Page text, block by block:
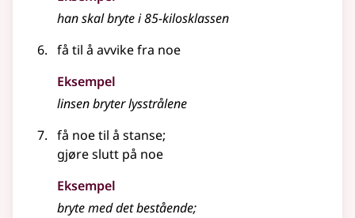
han skal bryte i 85-kilosklassen
få til å avvike fra noe
Eksempel
linsenbryterlysstrålene
få noe til å stanse;
gjøre slutt på noe
Eksempel
brytemed det bestående;